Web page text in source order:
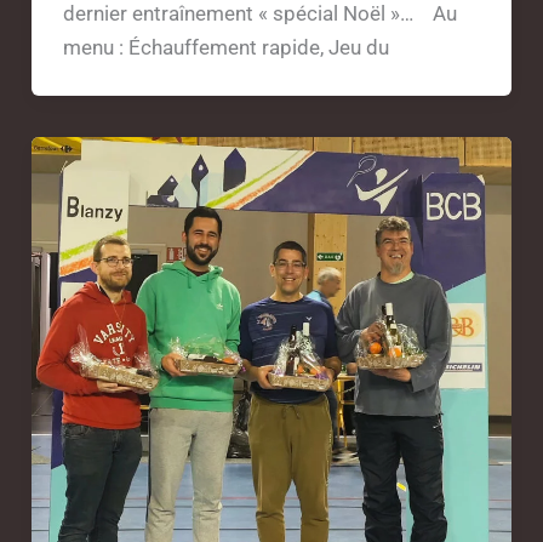
dernier entraînement « spécial Noël »… Au
menu : Échauffement rapide, Jeu du